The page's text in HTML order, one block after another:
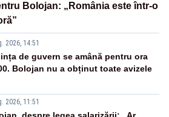
Bolojan: „România este într-o
2026, 14:51
de guvern se amână pentru ora
Bolojan nu a obținut toate avizele
2026, 11:51